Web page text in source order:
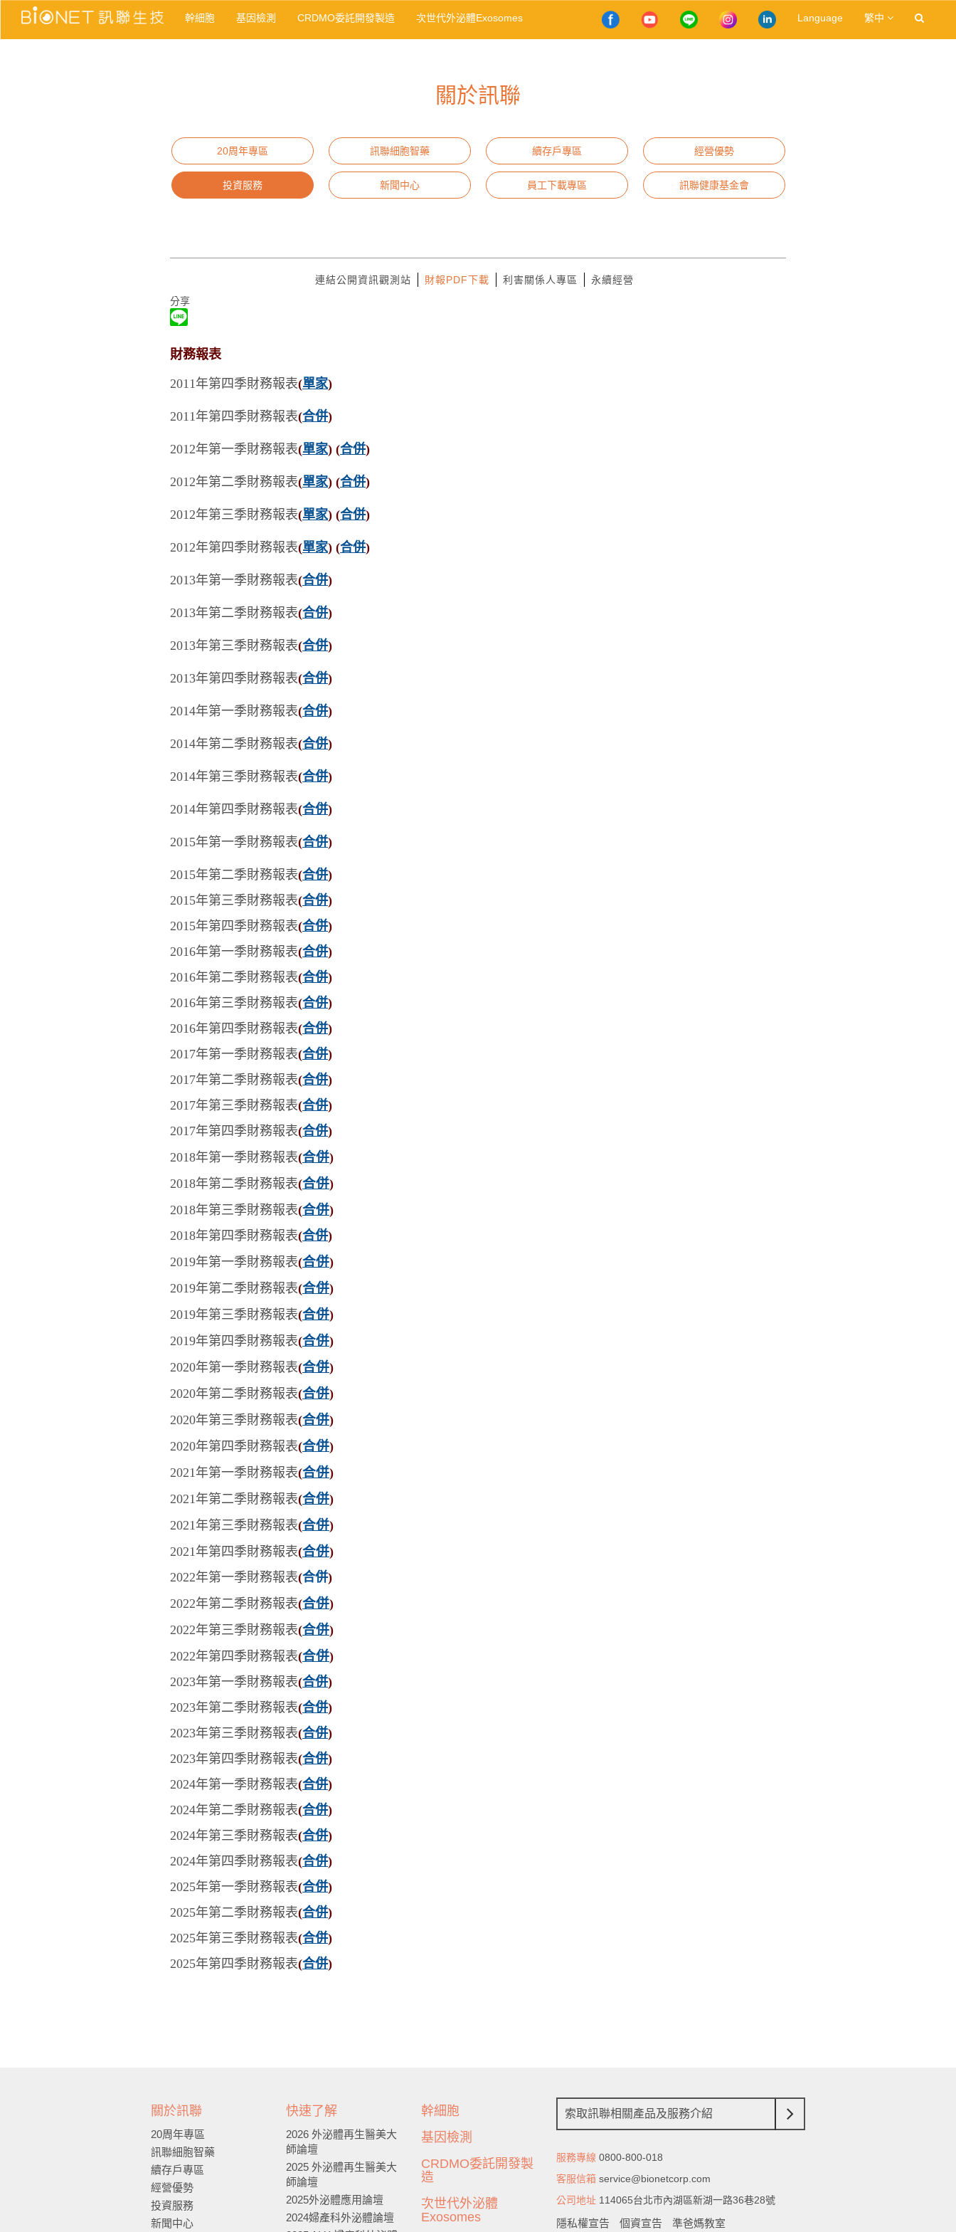
幹細胞 基因檢測 CRDMO委託開發製造 次世代外泌體Exosomes Language 繁中
關於訊聯
20周年專區 訊聯細胞智藥 續存戶專區 經營優勢
投資服務 新聞中心 員工下載專區 訊聯健康基金會
連結公開資訊觀測站 財報PDF下載 利害關係人專區
永續經營
分享
財務報表
2011年第四季財務報表(單家)
2011年第四季財務報表(合併)
2012年第一季財務報表(單家) (合併)
2012年第二季財務報表(單家) (合併)
2012年第三季財務報表(單家) (合併)
2012年第四季財務報表(單家) (合併)
2013年第一季財務報表(合併)
2013年第二季財務報表(合併)
2013年第三季財務報表(合併)
2013年第四季財務報表(合併)
2014年第一季財務報表(合併)
2014年第二季財務報表(合併)
2014年第三季財務報表(合併)
2014年第四季財務報表(合併)
2015年第一季財務報表(合併)
2015年第二季財務報表(合併)
2015年第三季財務報表(合併)
2015年第四季財務報表(合併)
2016年第一季財務報表(合併)
2016年第二季財務報表(合併)
2016年第三季財務報表(合併)
2016年第四季財務報表(合併)
2017年第一季財務報表(合併)
2017年第二季財務報表(合併)
2017年第三季財務報表(合併)
2017年第四季財務報表(合併)
2018年第一季財務報表(合併)
2018年第二季財務報表(合併)
2018年第三季財務報表(合併)
2018年第四季財務報表(合併)
2019年第一季財務報表(合併)
2019年第二季財務報表(合併)
2019年第三季財務報表(合併)
2019年第四季財務報表(合併)
2020年第一季財務報表(合併)
2020年第二季財務報表(合併)
2020年第三季財務報表(合併)
2020年第四季財務報表(合併)
2021年第一季財務報表(合併)
2021年第二季財務報表(合併)
2021年第三季財務報表(合併)
2021年第四季財務報表(合併)
2022年第一季財務報表(合併)
2022年第二季財務報表(合併)
2022年第三季財務報表(合併)
2022年第四季財務報表(合併)
2023年第一季財務報表(合併)
2023年第二季財務報表(合併)
2023年第三季財務報表(合併)
2023年第四季財務報表(合併)
2024年第一季財務報表(合併)
2024年第二季財務報表(合併)
2024年第三季財務報表(合併)
2024年第四季財務報表(合併)
2025年第一季財務報表(合併)
2025年第二季財務報表(合併)
2025年第三季財務報表(合併)
2025年第四季財務報表(合併)
關於訊聯
20周年專區
訊聯細胞智藥
續存戶專區
經營優勢
投資服務
新聞中心
快速了解
2026 外泌體再生醫美大
師論壇
2025 外泌體再生醫美大
師論壇
2025外泌體應用論壇
2024婦產科外泌體論壇
幹細胞
基因檢測
CRDMO委託開發製
造
次世代外泌體
Exosomes
索取訊聯相關產品及服務介紹
服務專線 0800-800-018
客服信箱 service@bionetcorp.com
公司地址 114065台北市內湖區新湖一路36巷28號
隱私權宣告 個資宣告 準爸媽教室